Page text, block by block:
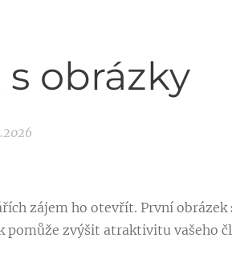
obrázky
zájem ho otevřít. První obrázek
pomůže zvýšit atraktivitu vašeho